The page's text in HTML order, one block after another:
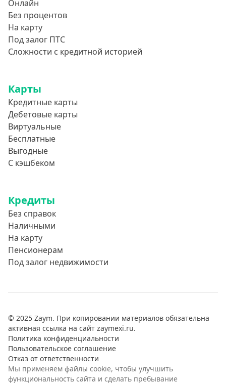
Онлайн
Без процентов
На карту
Под залог ПТС
Сложности с кредитной историей
Карты
Кредитные карты
Дебетовые карты
Виртуальные
Бесплатные
Выгодные
С кэшбеком
Кредиты
Без справок
Наличными
На карту
Пенсионерам
Под залог недвижимости
© 2025 Zaym. При копировании материалов обязательна
активная ссылка на сайт zaymexi.ru.
Политика конфиденциальности
Пользовательское соглашение
Отказ от ответственности
Мы применяем файлы cookie, чтобы улучшить
функциональность сайта и сделать пребывание